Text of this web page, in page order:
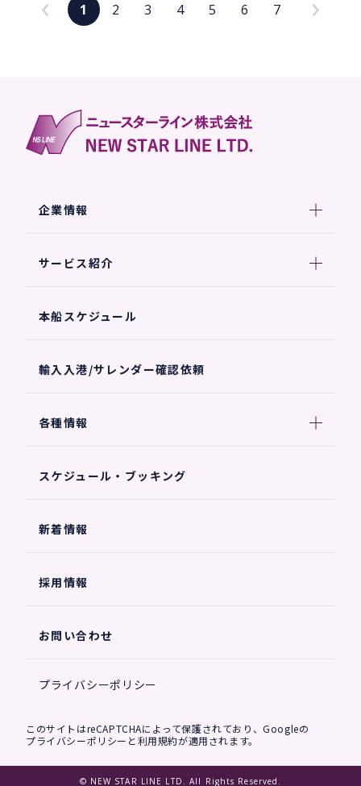
1 2 3 4 5 6 7
企業情報
サービス紹介
本船スケジュール
輸入入港/サレンダー確認依頼
各種情報
スケジュール・ブッキング
新着情報
採用情報
お問い合わせ
プライバシーポリシー
このサイトはreCAPTCHAによって保護されており、Googleの
プライバシーポリシー と利用規約が適用されます。
© NEW STAR LINE LTD. All Rights Reserved.